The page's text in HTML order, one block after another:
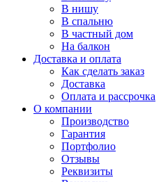
В нишу
В спальню
В частный дом
На балкон
Доставка и оплата
Как сделать заказ
Доставка
Оплата и рассрочка
О компании
Производство
Гарантия
Портфолио
Отзывы
Реквизиты